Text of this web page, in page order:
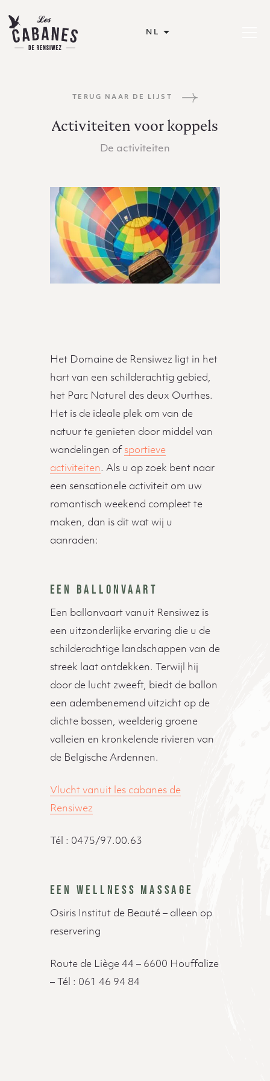
NL
TERUG NAAR DE LIJST
Activiteiten voor koppels
De activiteiten
Beschrijving
Het Domaine de Rensiwez ligt in het
hart van een schilderachtig gebied,
het Parc Naturel des deux Ourthes.
Het is de ideale plek om van de
natuur te genieten door middel van
wandelingen of sportieve
activiteiten. Als u op zoek bent naar
een sensationele activiteit om uw
romantisch weekend compleet te
maken, dan is dit wat wij u
aanraden:
EEN BALLONVAART
Een ballonvaart vanuit Rensiwez is
een uitzonderlijke ervaring die u de
schilderachtige landschappen van de
streek laat ontdekken. Terwijl hij
door de lucht zweeft, biedt de ballon
een adembenemend uitzicht op de
dichte bossen, weelderig groene
valleien en kronkelende rivieren van
de Belgische Ardennen.
Vlucht vanuit les cabanes de
Rensiwez
Tél : 0475/97.00.63
EEN WELLNESS MASSAGE
Osiris Institut de Beauté – alleen op
reservering
Route de Liège 44 – 6600 Houffalize
– Tél : 061 46 94 84